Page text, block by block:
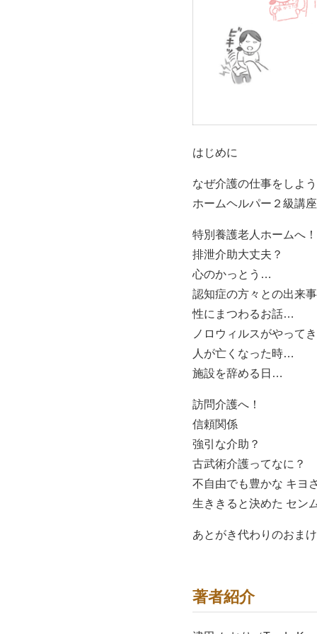
はじめに
なぜ介護の仕事をしよ
ホームヘルパー２級講
特別養護老人ホームへ！
排泄介助大丈夫？
心のかっとう…
認知症の方々との出来
性にまつわるお話…
ノロウィルスがやって
人が亡くなった時…
施設を辞める日…
訪問介護へ！
信頼関係
強引な介助？
古武術介護ってなに？
不自由でも豊かな キヨ
生ききると決めた セン
あとがき代わりのおまけ
著者紹介